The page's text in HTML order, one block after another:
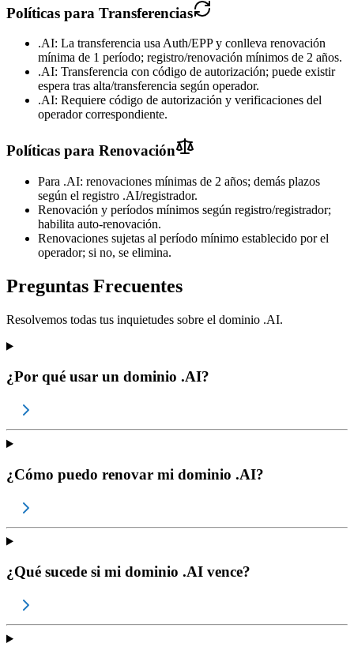
Políticas para Transferencias
.AI: La transferencia usa Auth/EPP y conlleva renovación
mínima de 1 período; registro/renovación mínimos de 2 años.
.AI: Transferencia con código de autorización; puede existir
espera tras alta/transferencia según operador.
.AI: Requiere código de autorización y verificaciones del
operador correspondiente.
Políticas para Renovación
Para .AI: renovaciones mínimas de 2 años; demás plazos
según el registro .AI/registrador.
Renovación y períodos mínimos según registro/registrador;
habilita auto-renovación.
Renovaciones sujetas al período mínimo establecido por el
operador; si no, se elimina.
Preguntas Frecuentes
Resolvemos todas tus inquietudes sobre el dominio .AI.
¿Por qué usar un dominio .AI?
¿Cómo puedo renovar mi dominio .AI?
¿Qué sucede si mi dominio .AI vence?